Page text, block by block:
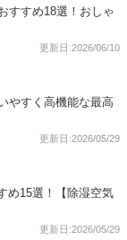
すすめ18選！おしゃ
更新日:2026/06/10
やすく高機能な最高
更新日:2026/05/29
め15選！【除湿空気
更新日:2026/05/29